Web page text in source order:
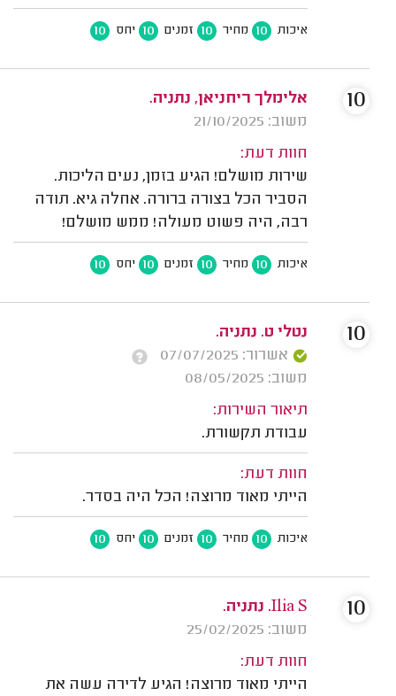
איכות 10 מחיר 10 זמנים 10 יחס 10
אלימלך ריחניאן, נתניה.
משוב: 21/10/2025
חוות דעת:
שירות מושלם! הגיע בזמן, נעים הליכות.
הסביר הכל בצורה ברורה. אחלה גיא. תודה
רבה, היה פשוט מעולה! ממש מושלם!
איכות 10 מחיר 10 זמנים 10 יחס 10
10
נטלי ט. נתניה.
אשרור: 07/07/2025
משוב: 08/05/2025
תיאור השירות:
עבודת תקשורת.
חוות דעת:
הייתי מאוד מרוצה! הכל היה בסדר.
איכות 10 מחיר 10 זמנים 10 יחס 10
10
Ilia S. נתניה.
משוב: 25/02/2025
חוות דעת:
הייתי מאוד מרוצה! הגיע לדירה עשה את
10